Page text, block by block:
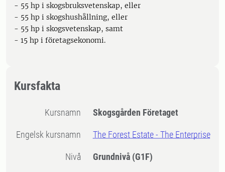
- 55 hp i skogsbruksvetenskap, eller
- 55 hp i skogshushållning, eller
- 55 hp i skogsvetenskap, samt
- 15 hp i företagsekonomi.
Kursfakta
Kursnamn Skogsgården Företaget
Engelsk kursnamn The Forest Estate - The Enterprise
Nivå Grundnivå (G1F)